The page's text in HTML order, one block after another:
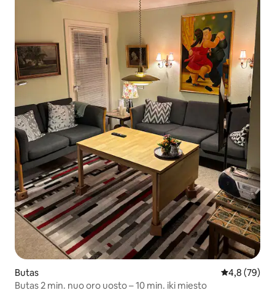
Butas Vidutinis
4,8 (79)
Butas 2 min. nuo oro uosto – 10 min. iki miesto